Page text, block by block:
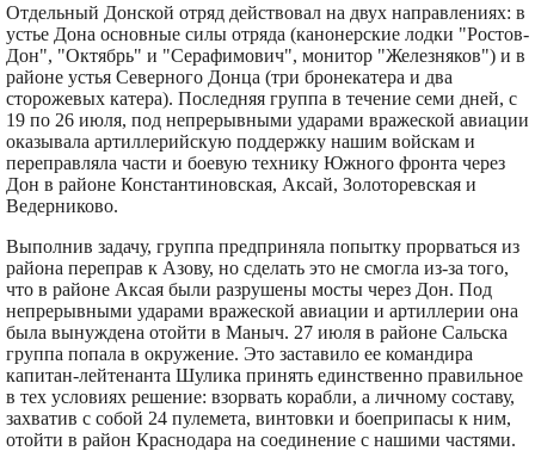
Отдельный Донской отряд действовал на двух направлениях: в
устье Дона основные силы отряда (канонерские лодки "Ростов-
Дон", "Октябрь" и "Серафимович", монитор "Железняков") и в
районе устья Северного Донца (три бронекатера и два
сторожевых катера). Последняя группа в течение семи дней, с
19 по 26 июля, под непрерывными ударами вражеской авиации
оказывала артиллерийскую поддержку нашим войскам и
переправляла части и боевую технику Южного фронта через
Дон в районе Константиновская, Аксай, Золоторевская и
Ведерниково.
Выполнив задачу, группа предприняла попытку прорваться из
района переправ к Азову, но сделать это не смогла из-за того,
что в районе Аксая были разрушены мосты через Дон. Под
непрерывными ударами вражеской авиации и артиллерии она
была вынуждена отойти в Маныч. 27 июля в районе Сальска
группа попала в окружение. Это заставило ее командира
капитан-лейтенанта Шулика принять единственно правильное
в тех условиях решение: взорвать корабли, а личному составу,
захватив с собой 24 пулемета, винтовки и боеприпасы к ним,
отойти в район Краснодара на соединение с нашими частями.